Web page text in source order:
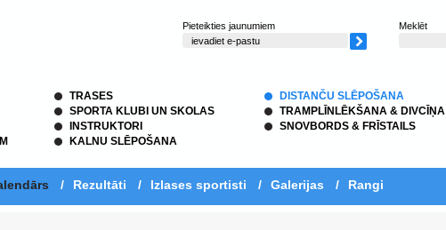
Pieteikties jaunumiem Meklēt
TRASES
SPORTA KLUBI UN SKOLAS
INSTRUKTORI
KALNU SLĒPOŠANA
DISTANČU SLĒPOŠANA
TRAMPLĪNLĒKŠANA & DIVCĪŅA
SNOVBORDS & FRĪSTAILS
/ Rezultāti / Izlases sportisti / Galerijas / Rangi